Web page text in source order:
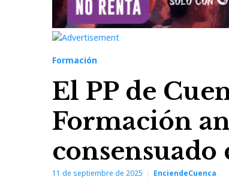
Formación
El PP de
Formación
consensuado
11 de septiembre de 2025 EnciendeCuenca